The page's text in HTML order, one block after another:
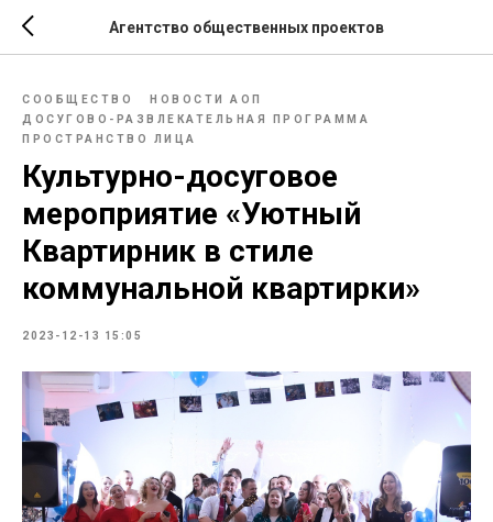
Агентство общественных проектов
СООБЩЕСТВО
НОВОСТИ АОП
ДОСУГОВО-РАЗВЛЕКАТЕЛЬНАЯ ПРОГРАММА
ПРОСТРАНСТВО ЛИЦА
Культурно-досуговое
мероприятие «Уютный
Квартирник в стиле
коммунальной квартирки»
2023-12-13 15:05